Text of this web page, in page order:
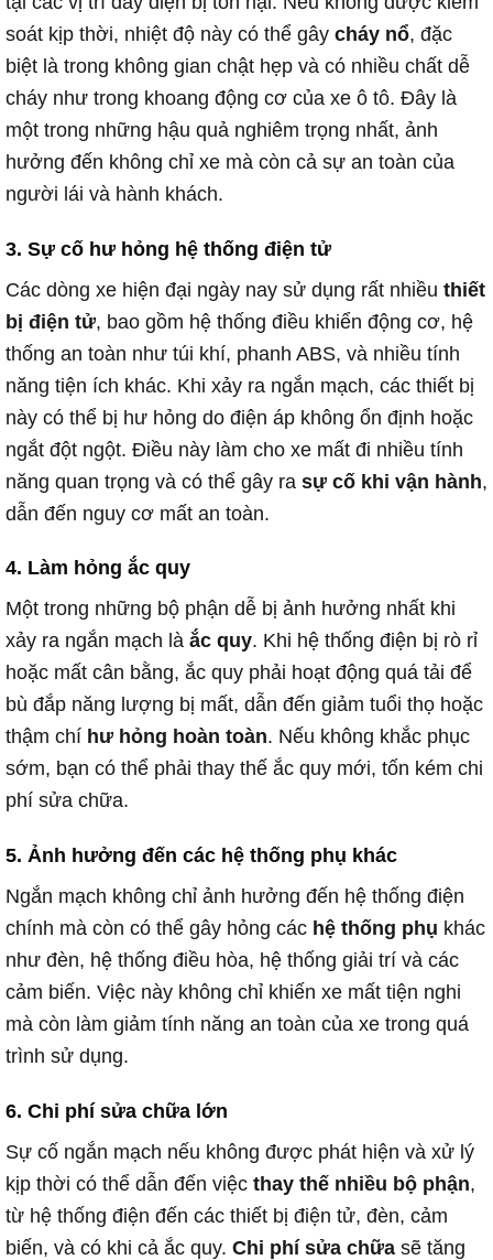
soát kịp thời, nhiệt độ này có thể gây cháy nổ, đặc
biệt là trong không gian chật hẹp và có nhiều chất dễ
cháy như trong khoang động cơ của xe ô tô. Đây là
một trong những hậu quả nghiêm trọng nhất, ảnh
hưởng đến không chỉ xe mà còn cả sự an toàn của
người lái và hành khách.
3. Sự cố hư hỏng hệ thống điện tử
Các dòng xe hiện đại ngày nay sử dụng rất nhiều thiết
bị điện tử, bao gồm hệ thống điều khiển động cơ, hệ
thống an toàn như túi khí, phanh ABS, và nhiều tính
năng tiện ích khác. Khi xảy ra ngắn mạch, các thiết bị
này có thể bị hư hỏng do điện áp không ổn định hoặc
ngắt đột ngột. Điều này làm cho xe mất đi nhiều tính
năng quan trọng và có thể gây ra sự cố khi vận hành,
dẫn đến nguy cơ mất an toàn.
4. Làm hỏng ắc quy
Một trong những bộ phận dễ bị ảnh hưởng nhất khi
xảy ra ngắn mạch là ắc quy. Khi hệ thống điện bị rò rỉ
hoặc mất cân bằng, ắc quy phải hoạt động quá tải để
bù đắp năng lượng bị mất, dẫn đến giảm tuổi thọ hoặc
thậm chí hư hỏng hoàn toàn. Nếu không khắc phục
sớm, bạn có thể phải thay thế ắc quy mới, tốn kém chi
phí sửa chữa.
5. Ảnh hưởng đến các hệ thống phụ khác
Ngắn mạch không chỉ ảnh hưởng đến hệ thống điện
chính mà còn có thể gây hỏng các hệ thống phụ khác
như đèn, hệ thống điều hòa, hệ thống giải trí và các
cảm biến. Việc này không chỉ khiến xe mất tiện nghi
mà còn làm giảm tính năng an toàn của xe trong quá
trình sử dụng.
6. Chi phí sửa chữa lớn
Sự cố ngắn mạch nếu không được phát hiện và xử lý
kịp thời có thể dẫn đến việc thay thế nhiều bộ phận,
từ hệ thống điện đến các thiết bị điện tử, đèn, cảm
biến, và có khi cả ắc quy. Chi phí sửa chữa sẽ tăng